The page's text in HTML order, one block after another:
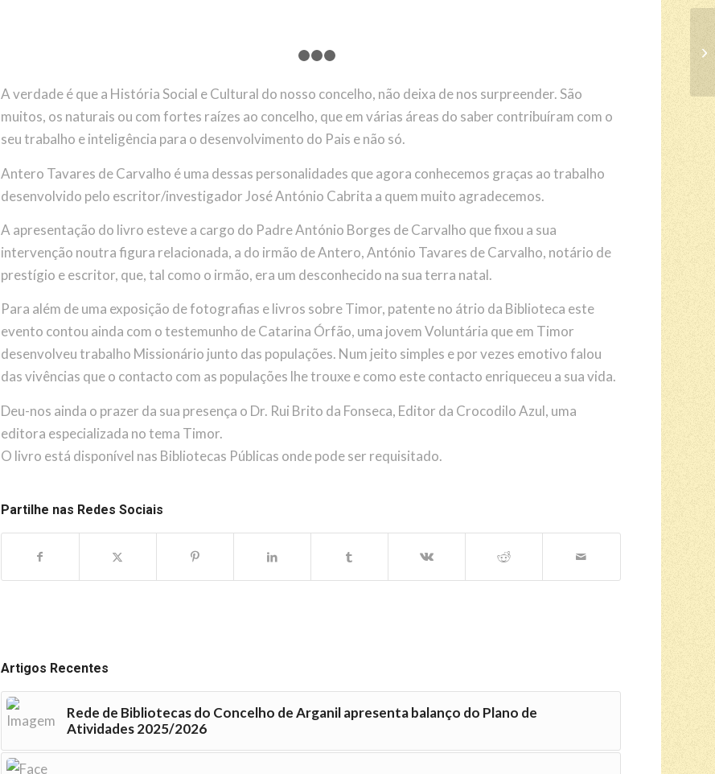
A verdade é que a História Social e Cultural do nosso concelho, não deixa de nos surpreender. São
muitos, os naturais ou com fortes raízes ao concelho, que em várias áreas do saber contribuíram com o
seu trabalho e inteligência para o desenvolvimento do Pais e não só.
Antero Tavares de Carvalho é uma dessas personalidades que agora conhecemos graças ao trabalho
desenvolvido pelo escritor/investigador José António Cabrita a quem muito agradecemos.
A apresentação do livro esteve a cargo do Padre António Borges de Carvalho que fixou a sua
intervenção noutra figura relacionada, a do irmão de Antero, António Tavares de Carvalho, notário de
prestígio e escritor, que, tal como o irmão, era um desconhecido na sua terra natal.
Para além de uma exposição de fotografias e livros sobre Timor, patente no átrio da Biblioteca este
evento contou ainda com o testemunho de Catarina Órfão, uma jovem Voluntária que em Timor
desenvolveu trabalho Missionário junto das populações. Num jeito simples e por vezes emotivo falou
das vivências que o contacto com as populações lhe trouxe e como este contacto enriqueceu a sua vida.
Deu-nos ainda o prazer da sua presença o Dr. Rui Brito da Fonseca, Editor da Crocodilo Azul, uma
editora especializada no tema Timor.
O livro está disponível nas Bibliotecas Públicas onde pode ser requisitado.
Partilhe nas Redes Sociais
Artigos Recentes
Rede de Bibliotecas do Concelho de Arganil apresenta balanço do Plano de
Atividades 2025/2026